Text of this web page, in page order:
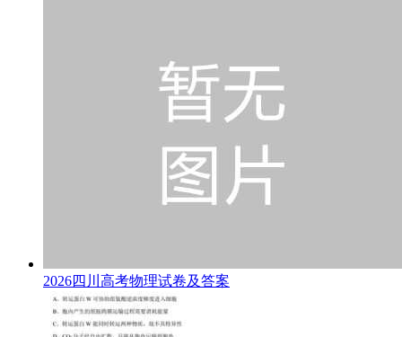
2026四川高考物理试卷及答案